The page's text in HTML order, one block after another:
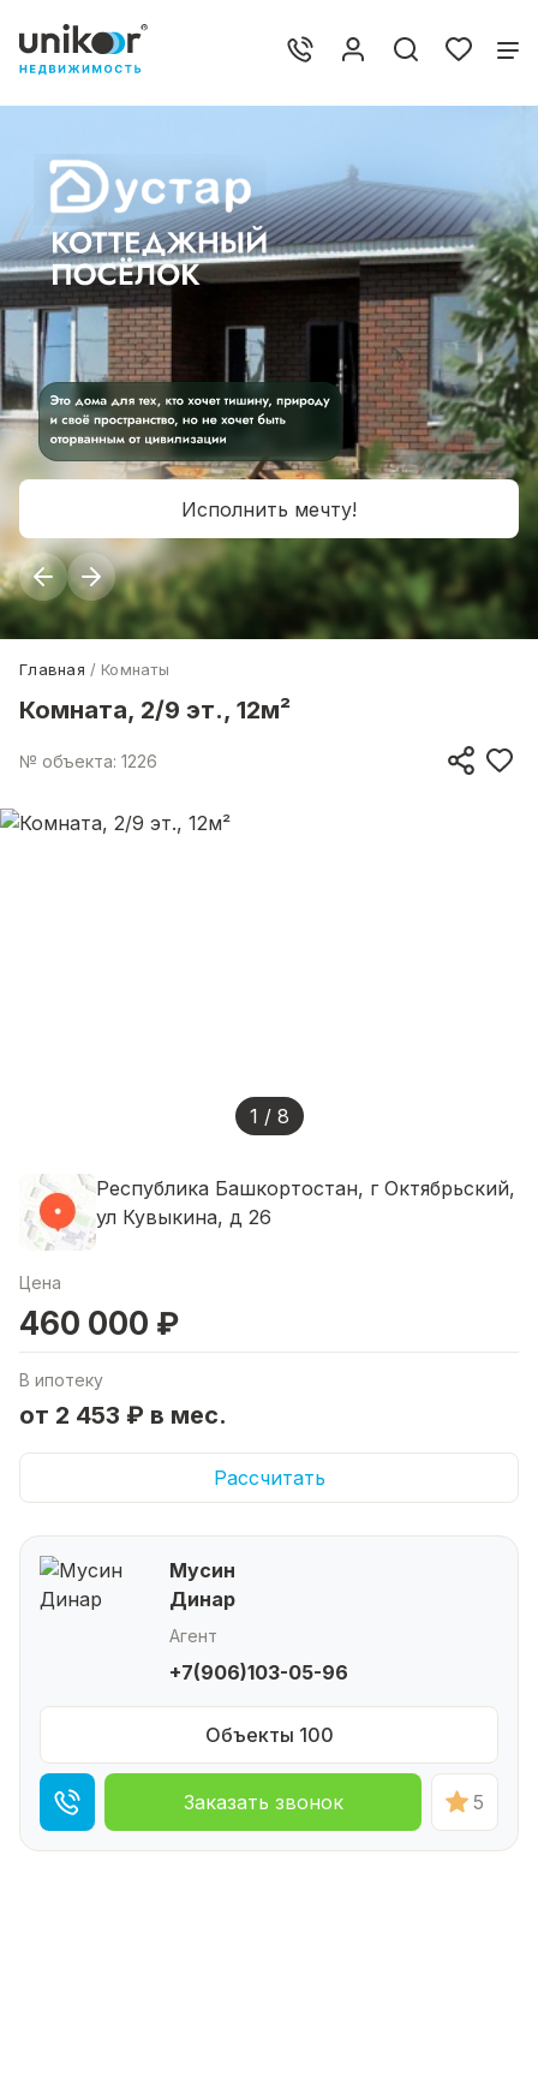
Исполнить мечту!
Главная Комнаты
Комната, 2/9 эт., 12м²
№ объекта: 1226
1 / 8
Республика Башкортостан, г Октябрьский,
ул Кувыкина, д 26
Цена
460 000 ₽
В ипотеку
от 2 453 ₽ в мес.
Рассчитать
Мусин
Динар
Агент
+7(906)103-05-96
Объекты 100
Заказать звонок 5